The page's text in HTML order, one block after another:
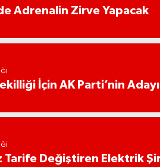
Adrenalin Zirve Yapacak
İçin AK Parti’nin
Tarife Değiştiren Elektrik